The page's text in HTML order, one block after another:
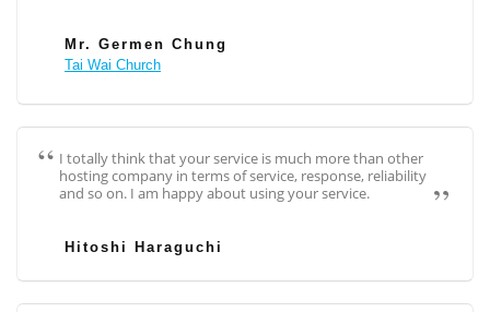
Mr. Germen Chung
Tai Wai Church
I totally think that your service is much more than other
hosting company in terms of service, response, reliability
and so on. I am happy about using your service.
Hitoshi Haraguchi